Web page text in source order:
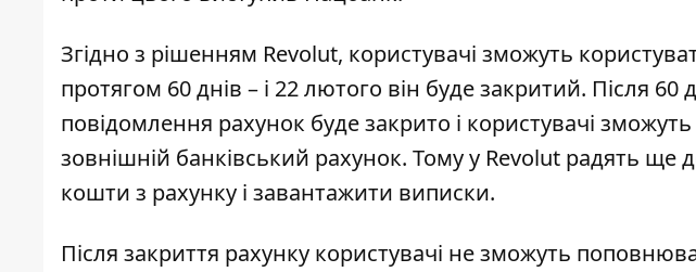
Згідно з рішенням Revolut, користувачі зможуть
протягом 60 днів – і 22 лютого він буде закритий. Після
повідомлення рахунок буде закрито і користувачі
зовнішній банківський рахунок. Тому у Revolut радять ще
кошти з рахунку і завантажити виписки.
Після закриття рахунку користувачі не зможуть